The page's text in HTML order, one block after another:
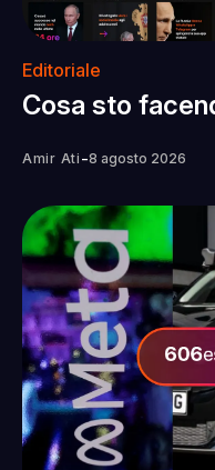
Editoriale
Cosa sto
Amir Ati -8 agosto 2026